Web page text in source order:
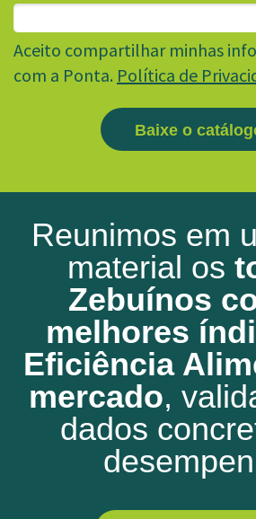
Aceito compartilhar minhas
com a Ponta. Política de
Baixe o
Reunimos em
material os
Zebuínos
melhores
Eficiência
mercado,
dados